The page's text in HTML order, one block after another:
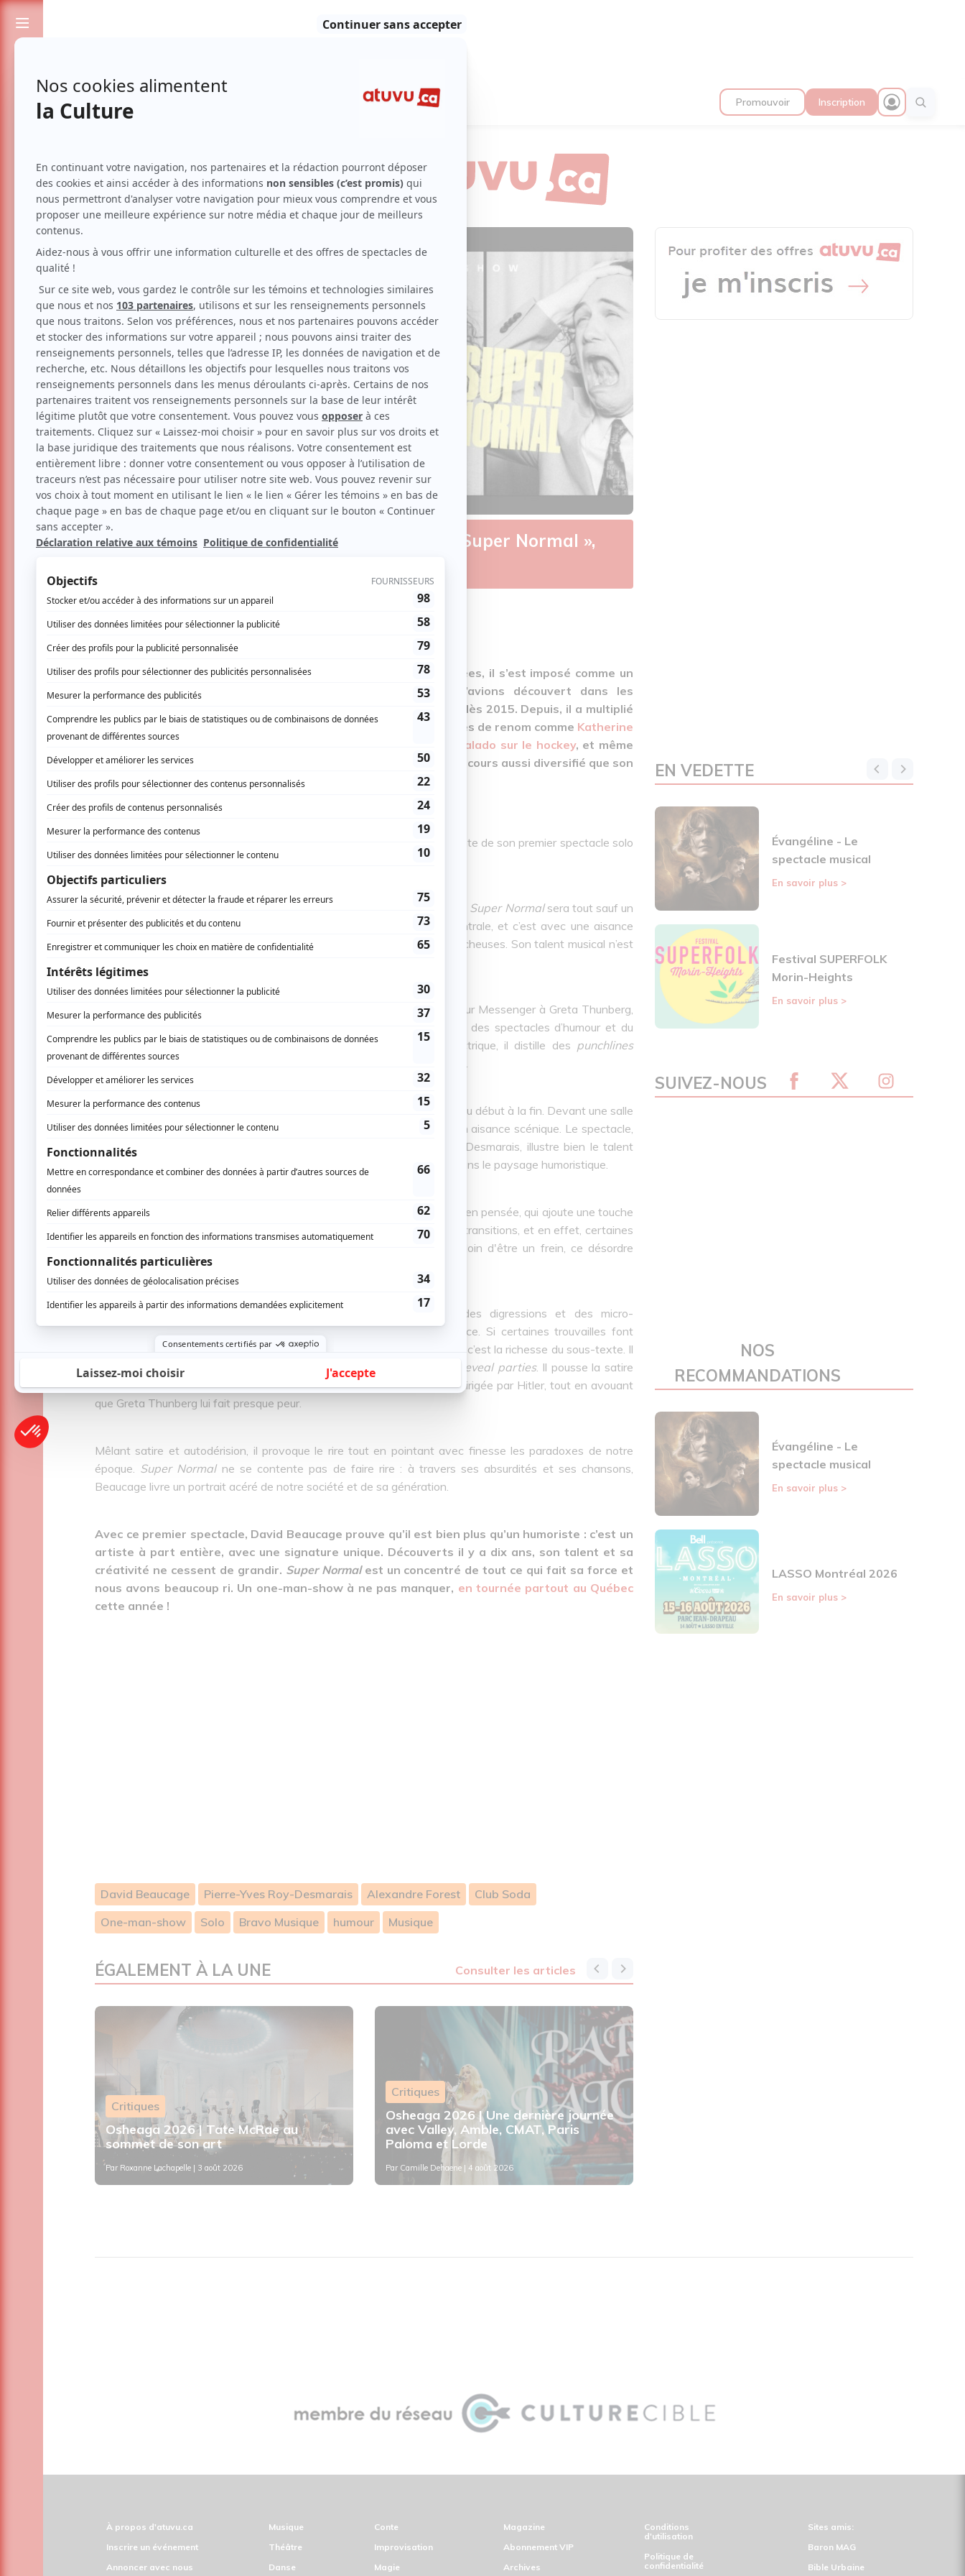
Passionnés de spectacles et de culture Promouvoir Inscription
David Beaucage au Club Soda | Plus que « Super Normal »,
La critique humour de Clara Humour
Clara Bich | 31 mars 2025 | Contenu original
On ne présente plus David Beaucage. Depuis une dizaine d’années, il s’est imposé comme un
humoriste incontournable de la scène montréalaise. Nous l’avions découvert dans les
du Medley Simple Malt dès 2015. Depuis, il a multiplié
les projets : ancien régulier duZoofest, auteur pour des humoristes de renom comme Katherine
chouette balado sur le hockey, et même
auteur de quelques
chansons virales pendant la pandémie. Un parcours aussi diversifié que son
humour.
Cela faisait longtemps que nous suivions cet artiste talentueux, et l’attente de son premier spectacle solo
était grande. Verdict ? Nous n’avons pas été déçus !
Dès son entrée en scène, guitare en main, Beaucage annonce la couleur : Super Normalsera tout sauf un
spectacle d’humour conventionnel. La musique y occupe une place centrale, et c’est avec une aisance
déconcertante qu’il enchaîne sketches et chansons aux mélodies accrocheuses. Son talent musical n’est
Les thèmes abordés sont variés : des groupes de discussion familiaux sur Messenger à Greta Thunberg,
en passant par l’inflation, l’amour, le célibat, les Ted Talk et les codes des spectacles d’humour et du
showbiz. Accompagné tantôt à la guitare acoustique, tantôt à l'électrique, il distille des punchlines
brillamment ciselées, capables de provoquer autant le rire que la réflexion.
Avec une énergie folle et un humour décalé, Beaucage capte son public du début à la fin. Devant une salle
comble, il enchaîne les applaudissements et les fous rires, preuve de son aisance scénique. Le spectacle,
co-écrit avec
et mis en scène par Pierre-Yves Roy-Desmarais, illustre bien le talent
grandissant de ces trois artistes qui se sont imposés progressivement dans le paysage humoristique.
La mise en scène est soutenue par une conception lumière originale et bien pensée, qui ajoute une touche
dynamique à l’ensemble. Beaucage affirme ne pas être à l’aise avec les transitions, et en effet, certaines
coupures abruptes entre les numéros pourraient être fluidifiées. Mais loin d'être un frein, ce désordre
apparent participe à l'ADN du spectacle.
L’humour de Beaucage est volontairement chaotique, jouant sur des digressions et des micro-
personnages qui peuvent s’accumuler parfois sans réelle ligne directrice. Si certaines trouvailles font
mouche, d’autres passent plus inaperçues. Mais ce qui frappe avant tout, c’est la richesse du sous-texte. Il
aborde avec audace des sujets variés, comme l’absurdité des
gender reveal parties. Il pousse la satire
encore plus loin avec une caricature improbable d’une « éco-gestapo » dirigée par Hitler, tout en avouant
que Greta Thunberg lui fait presque peur.
Mêlant satire et autodérision, il provoque le rire tout en pointant avec finesse les paradoxes de notre
époque. Super Normalne se contente pas de faire rire : à travers ses absurdités et ses chansons,
Beaucage livre un portrait acéré de notre société et de sa génération.
Avec ce premier spectacle, David Beaucage prouve qu’il est bien plus qu’un humoriste : c’est un
artiste à part entière, avec une signature unique. Découverts il y a dix ans, son talent et sa
créativité ne cessent de grandir. Super Normalest un concentré de tout ce qui fait sa force et
nous avons beaucoup ri. Un one-man-show à ne pas manquer, en tournée partout au Québec
cette année !
David Beaucage Pierre-Yves Roy-Desmarais Alexandre Forest
Club Soda
One-man-show
Solo Bravo Musique humour Musique
ÉGALEMENT À LA UNE consulter les articles
Critiques
Osheaga 2026 | Tate McRae au
sommet de son art
Par Roxanne Lachapelle | 3 août 2026
Critiques
Osheaga 2026 | Une dernière journée
avec Valley, Amble, CMAT, Paris
Paloma et Lorde
Par Camille Dehaene| 4 août 2026
EN VEDETTE
Évangéline - Le
spectacle musical
En savoir plus >
Festival SUPERFOLK
Morin-Heights
En savoir plus >
SUIVEZ-NOUS
NOS
RECOMMANDATIONS
Évangéline - Le
spectacle musical
En savoir plus >
LASSO Montréal 2026
En savoir plus >
À propos d'atuvu.ca
Inscrire un événement
Annoncer avec nous
Musique
Théâtre
Danse
Conte
Improvisation
Magie
Magazine
Abonnement VIP
Archives
Conditions
d'utilisation
Politique de
confidentialité
Sites amis:
Baron MAG
Bible Urbaine